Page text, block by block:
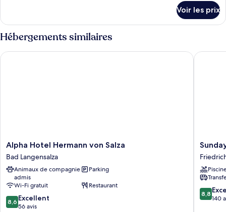
Chambre
Double
le
type
de
Chambre
Voir les prix
Hébergements similaires
Alpha
Hotel
Hermann
von
Salza
Bad
Langensalza
Alpha Hotel Hermann von Salza
Bad Langensalza
Animaux de compagnie
admis
Parking
Wi-Fi gratuit
Restaurant
8.6
sur
8,6 Excellent
56 avis
Alpha Hotel Hermann von Salza
Sunday
Hotel
&
SPA
8.8
sur
8,8
140
Sunday